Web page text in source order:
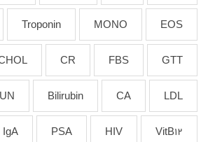
EOS
MONO
Troponin
GTT
FBS
CR
LDL
CA
Bilirubin
VitB12
HIV
PSA
IgA